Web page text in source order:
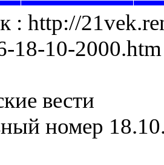
: http://
18-10-2000.htm
вести
номер